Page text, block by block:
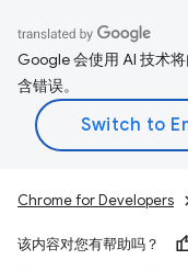
Google 会使用 AI 技术
含错误。
Chrome for Developers
该内容对您有帮助吗？